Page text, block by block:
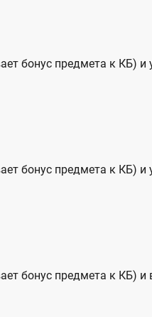
бонус предмета к КБ) и
бонус предмета к КБ) и
бонус предмета к КБ)